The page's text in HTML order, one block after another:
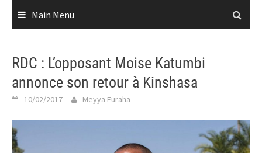
Main Menu
RDC : L’opposant Moise Katumbi
annonce son retour à Kinshasa
10/02/2017 Meyya Furaha